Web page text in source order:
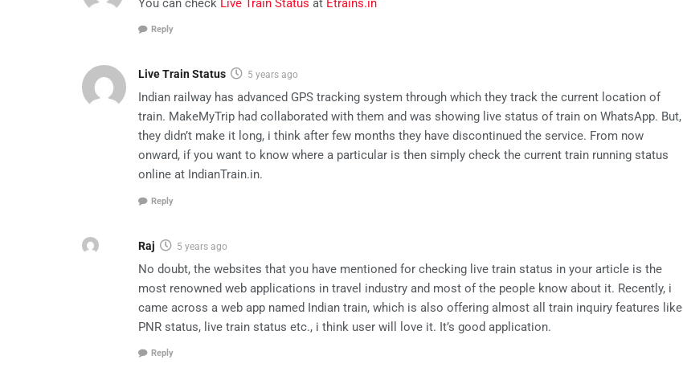
You can check Live Train Status at Etrains.in
Reply
Live Train Status 5 years ago
Indian railway has advanced GPS tracking system through which they track the current location of
train. MakeMyTrip had collaborated with them and was showing live status of train on WhatsApp. But,
they didn’t make it long, i think after few months they have discontinued the service. From now
onward, if you want to know where a particular is then simply check the current train running status
online at IndianTrain.in.
Reply
Raj 5 years ago
No doubt, the websites that you have mentioned for checking live train status in your article is the
most renowned web applications in travel industry and most of the people know about it. Recently, i
came across a web app named Indian train, which is also offering almost all train inquiry features like
PNR status, live train status etc., i think user will love it. It’s good application.
Reply